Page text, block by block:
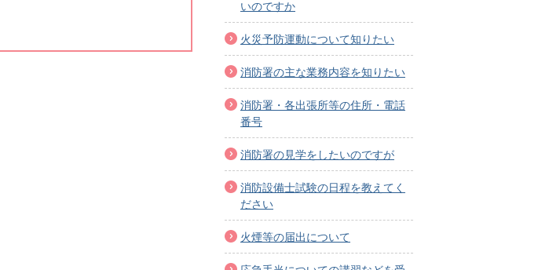
いのですか
火災予防運動について知りたい
消防署の主な業務内容を知りたい
消防署・各出張所等の住所・電話
番号
消防署の見学をしたいのですが
消防設備士試験の日程を教えてく
ださい
火煙等の届出について